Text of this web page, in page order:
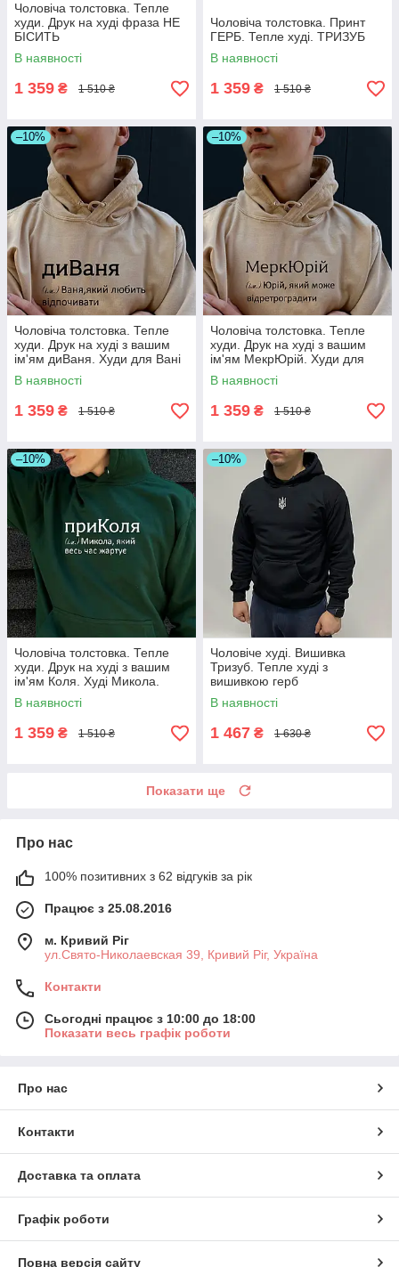
Чоловіча толстовка. Тепле
худи. Друк на худі фраза НЕ
БІСИТЬ
В наявності
1 359 ₴ 1 510 ₴
Чоловіча толстовка. Принт
ГЕРБ. Тепле худі. ТРИЗУБ
В наявності
1 359 ₴ 1 510 ₴
–10%
Чоловіча толстовка. Тепле
худи. Друк на худі з вашим
ім'ям диВаня. Худи для Вані
(Івана)
В наявності
1 359 ₴ 1 510 ₴
–10%
Чоловіча толстовка. Тепле
худи. Друк на худі з вашим
ім'ям МекрЮрій. Худи для
Юрія.
В наявності
1 359 ₴ 1 510 ₴
–10%
Чоловіча толстовка. Тепле
худи. Друк на худі з вашим
ім'ям Коля. Худі Микола.
ПриКоля
В наявності
1 359 ₴ 1 510 ₴
–10%
Чоловіче худі. Вишивка
Тризуб. Тепле худі з
вишивкою герб
В наявності
1 467 ₴ 1 630 ₴
Показати ще
Про нас
100% позитивних з 62 відгуків за рік
Працює з 25.08.2016
м. Кривий Ріг
ул.Свято-Николаевская 39, Кривий Ріг, Україна
Контакти
Сьогодні працює з 10:00 до 18:00
Показати весь графік роботи
Про нас
Контакти
Доставка та оплата
Графік роботи
Повна версія сайту